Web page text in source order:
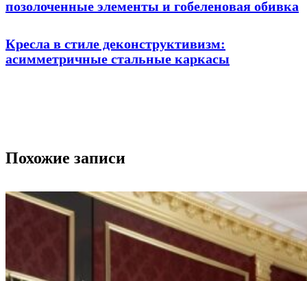
позолоченные элементы и гобеленовая обивка
Кресла в стиле деконструктивизм:
асимметричные стальные каркасы
Похожие записи